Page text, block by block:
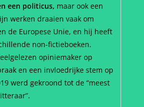
een politicus, maar ook een
werken draaien vaak om
de Europese Unie, en hij heeft
non-fictieboeken.
opiniemaker op
en een invloedrijke stem op
werd gekroond tot de “meest